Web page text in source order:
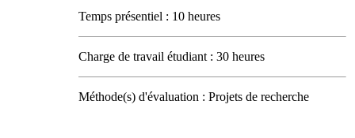
Temps présentiel : 10 heures
Charge de travail étudiant : 30 heures
Méthode(s) d'évaluation : Projets de recherche